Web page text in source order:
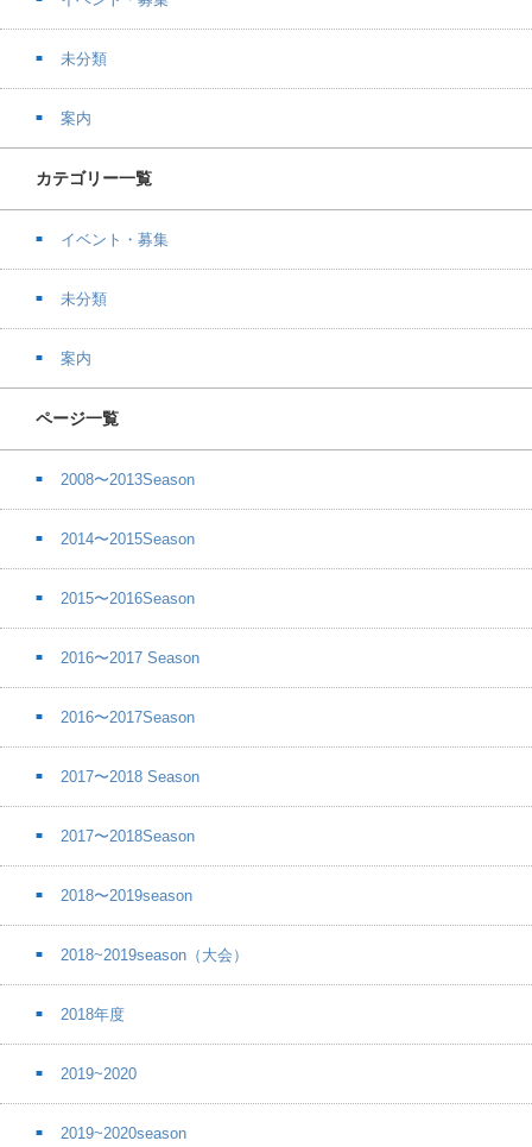
未分類
案内
カテゴリー一覧
イベント・募集
未分類
案内
ページ一覧
2008〜2013Season
2014〜2015Season
2015〜2016Season
2016〜2017 Season
2016〜2017Season
2017〜2018 Season
2017〜2018Season
2018〜2019season
2018~2019season（大会）
2018年度
2019~2020
2019~2020season